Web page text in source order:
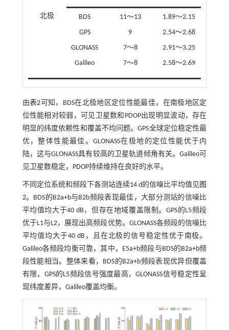
北极
BDS
GPS
GLONASS
Galileo
11～13
9
7～8
7～8
1.89～2.15
2.54～2.68
2.91～3.25
2.58～2.69
由表2 可知，BDS在北极地区定位性能最佳，在南极地区定
位性能相对较弱，可见卫星数和PDOP出现明显波动，存在
明显的纬度依赖性和覆盖不均问题。GPS全球定位稳定性最
优，整体性能最佳。GLONASS在极地的定位性能优于内
陆，这与GLONASS具有较高的卫星轨道倾角有关。Galileo可
见卫星数稳定，PDOP持续维持在良好的水平。
不同定位系统和频段下各测站连续14 d的信噪比平均值见图
2。BDS的B2a+b与B2b频段表现最佳，大部分测站的信噪比
平均值均大于40 dB，但存在地域覆盖限制。GPS的L5频段
优于L1与L2，展现出高频段优势。GLONASS各频段的信噪比
平均值均大于40 dB，且在北极的信号稳定性优于南极。
Galileo各频段均衡可靠，其中，E5a+b频段与BDS的B2a+b频
段性能相当。整体来看，BDS的B2a+b频段表现优异但覆盖
有限，GPS的L5频段信号强度最高，GLONASS信号稳定性呈
现纬度差异，Galileo覆盖均衡。